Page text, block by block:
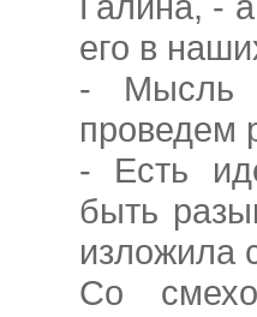
его в
- Мысль
проведем
- Есть
быть
изложила
Со